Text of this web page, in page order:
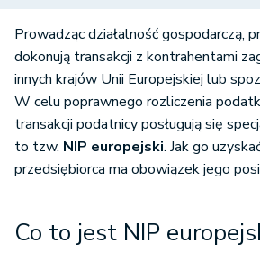
Wyrejestrowanie z VAT-UE
Jak wygenerować VAT-UE w systemie
Prowadząc działalność gospodarczą,
dokonują transakcji z kontrahentami
innych krajów Unii Europejskiej lub
W celu poprawnego rozliczenia
transakcji podatnicy posługują się
to tzw. NIP europejski. Jak go
przedsiębiorca ma obowiązek jego
Co to jest NIP